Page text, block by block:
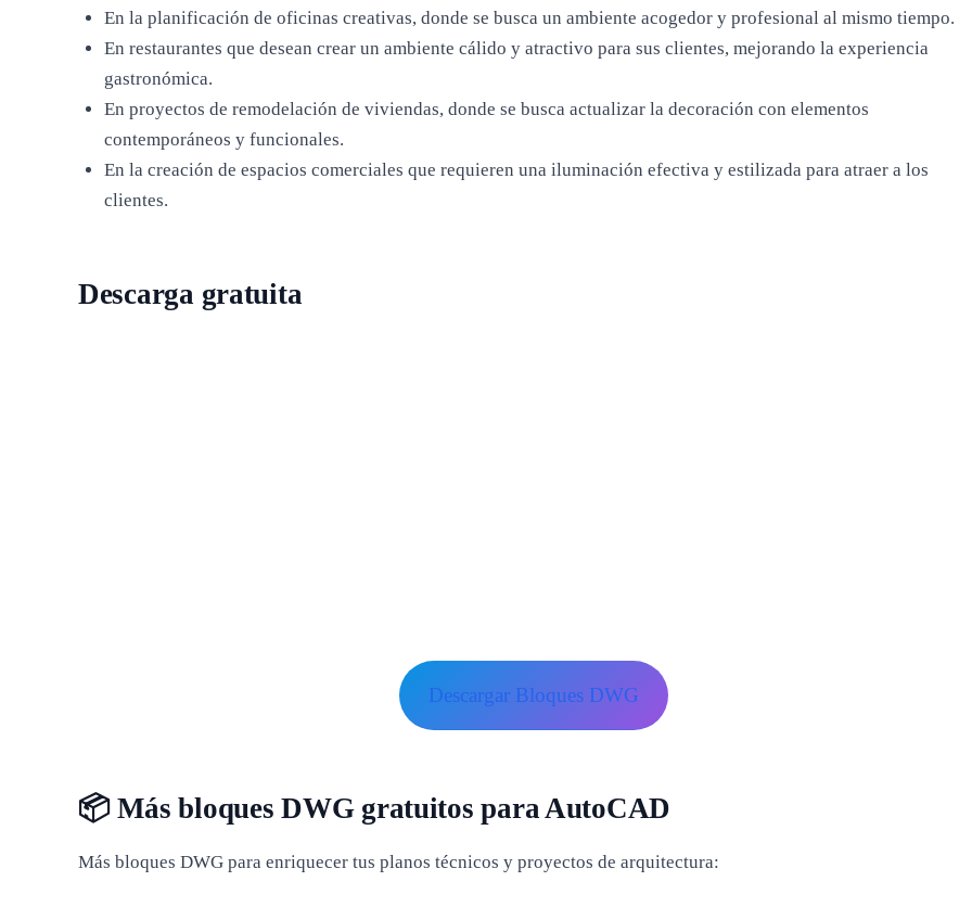
En la planificación de oficinas creativas, donde se busca un ambiente acogedor y profesional al mismo tiempo.
En restaurantes que desean crear un ambiente cálido y atractivo para sus clientes, mejorando la experiencia
gastronómica.
En proyectos de remodelación de viviendas, donde se busca actualizar la decoración con elementos
contemporáneos y funcionales.
En la creación de espacios comerciales que requieren una iluminación efectiva y estilizada para atraer a los
clientes.
Descarga gratuita
Descargar Bloques DWG
📦 Más bloques DWG gratuitos para AutoCAD
Más bloques DWG para enriquecer tus planos técnicos y proyectos de arquitectura: